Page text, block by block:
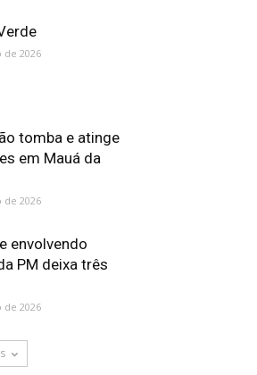
de 2026
tomba e atinge
em Mauá da
de 2026
envolvendo
PM deixa três
de 2026